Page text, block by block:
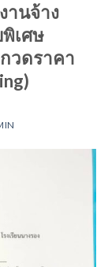
านจ้าง
เศษ
วดราคา